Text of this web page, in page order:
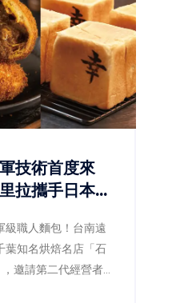
限公司，憑藉各自
產業創新能量，也
要基礎。
技術首度來
拉攜手日本名
級職人麵包！台南遠
葉知名烘焙名店「石
邀請第二代經營者暨